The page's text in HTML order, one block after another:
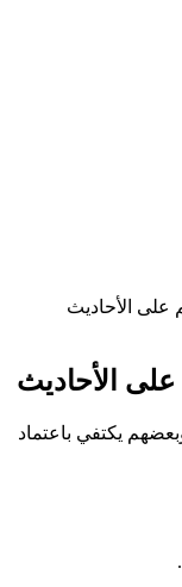
الأحاديث
الأحاديث
يكتفي باعتماد